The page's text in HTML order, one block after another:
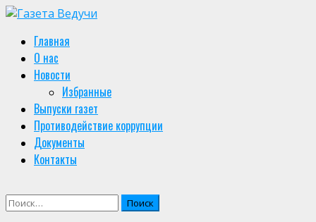
Skip
content
Primary
Menu
Главная
О нас
Новости
Избранные
Выпуски газет
Противодействие коррупции
Документы
Контакты
Найти: